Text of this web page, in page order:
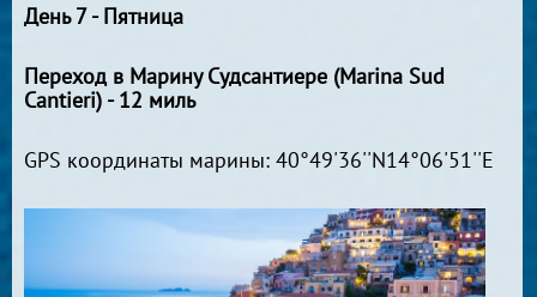
День 7 - Пятница
Переход в Марину Судcантиере (Marina Sud
Cantieri) - 12 миль
GPS координаты марины: 40°49'36''N14°06'51''E